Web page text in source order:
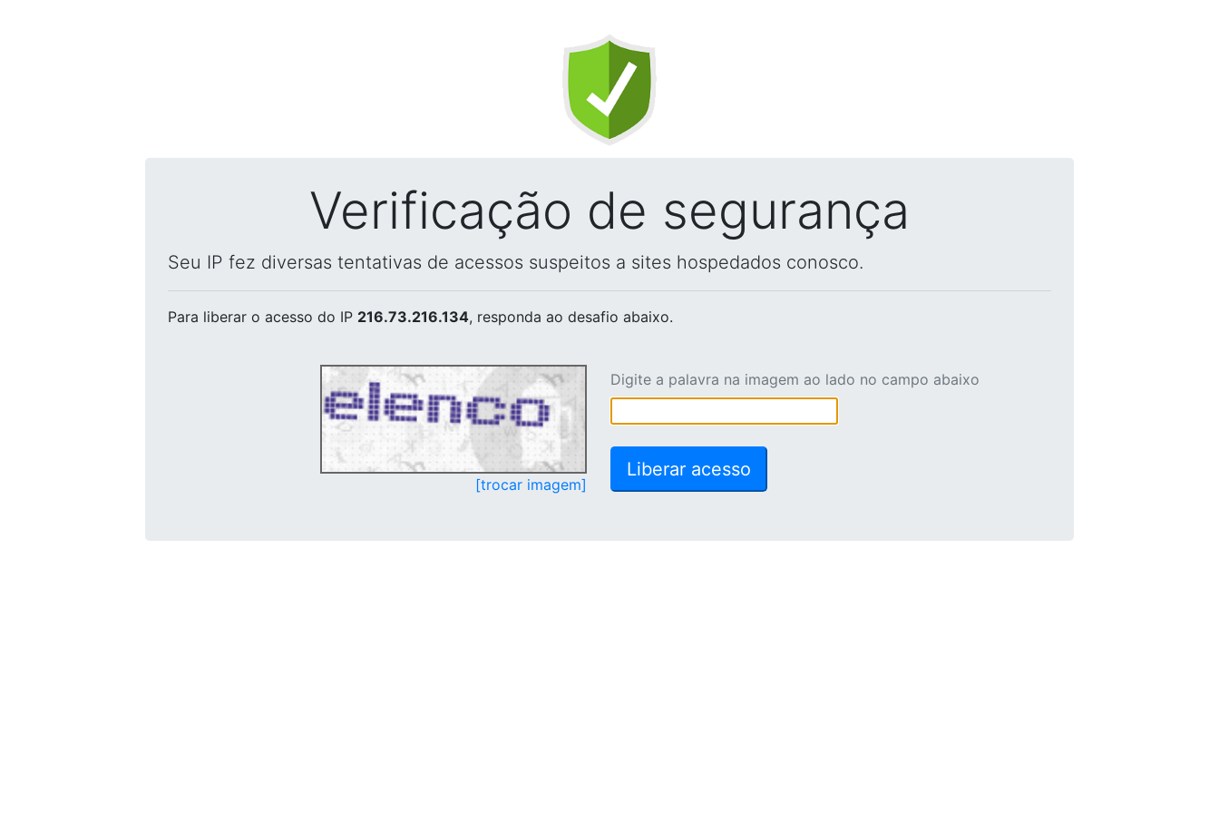
Verificação de segurança
Seu IP fez diversas tentativas de acessos suspeitos a sites hospedados conosco.
Para liberar o acesso do IP 216.73.216.134, responda ao desafio abaixo.
[trocar imagem]
Digite a palavra na imagem ao lado no campo abaixo